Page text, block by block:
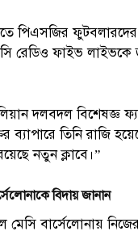
পিএসজির ফুটবলারদের
রেডিও ফাইভ
দলবদল বিশেষজ্ঞ
ব্যাপারে তিনি রাজি
নতুন ক্লাবে।”
বিদায় জানান
মেসি বার্সেলোনায়